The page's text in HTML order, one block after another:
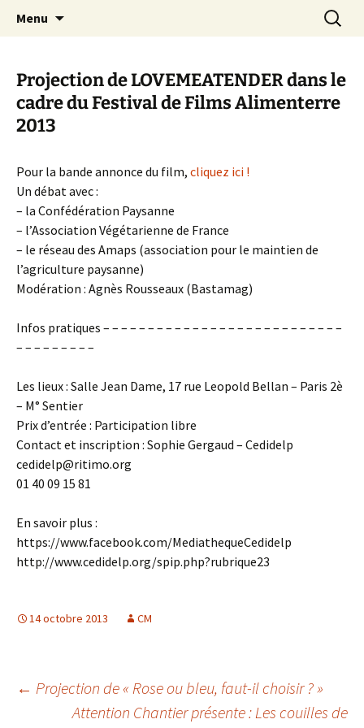
Canal Marches
Menu
Projection de LOVEMEATENDER dans le
cadre du Festival de Films Alimenterre
2013
Pour la bande annonce du film, cliquez ici !
Un débat avec :
– la Confédération Paysanne
– l’Association Végétarienne de France
– le réseau des Amaps (association pour le maintien de
l’agriculture paysanne)
Modération : Agnès Rousseaux (Bastamag)
Infos pratiques – – – – – – – – – – – – – – – – – – – – – – – – – – –
– – – – – – – – –
Les lieux : Salle Jean Dame, 17 rue Leopold Bellan – Paris 2è
– M° Sentier
Prix d’entrée : Participation libre
Contact et inscription : Sophie Gergaud – Cedidelp
cedidelp@ritimo.org
01 40 09 15 81
En savoir plus :
https://www.facebook.com/MediathequeCedidelp
http://www.cedidelp.org/spip.php?rubrique23
14 octobre 2013 CM
Navigation
← Projection de « Rose ou bleu, faut-il choisir ? »
Attention Chantier présente : Les couilles de